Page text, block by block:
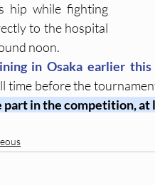
hip while fighting
to the hospital
noon.
in Osaka earlier
time before the
in the competition,